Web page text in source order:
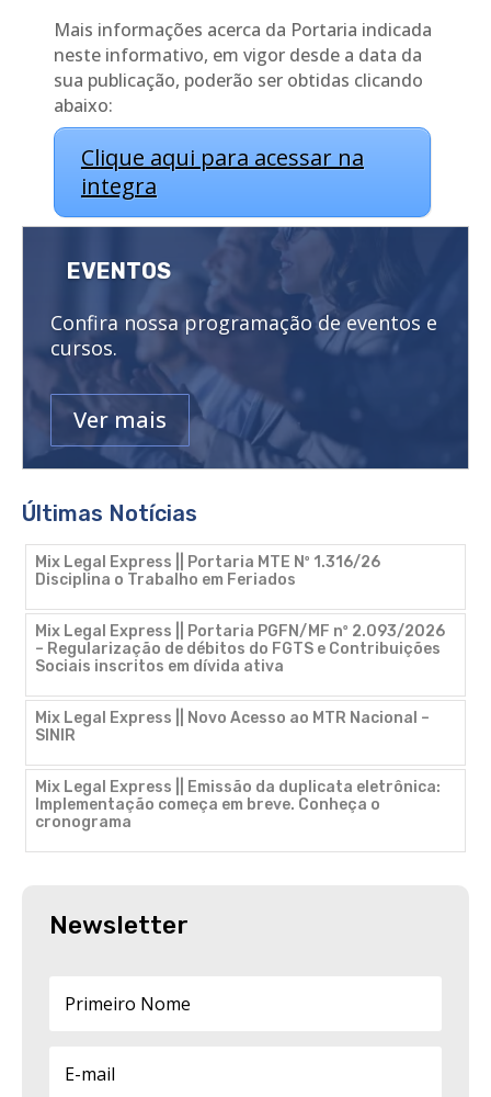
Mais informações acerca da Portaria indicada
neste informativo, em vigor desde a data da
sua publicação, poderão ser obtidas clicando
abaixo:
Clique aqui para acessar na
integra
EVENTOS
Confira nossa programação de eventos e
cursos.
Ver mais
Últimas Notícias
Mix Legal Express || Portaria MTE Nº 1.316/26
Disciplina o Trabalho em Feriados
Mix Legal Express || Portaria PGFN/MF nº 2.093/2026
– Regularização de débitos do FGTS e Contribuições
Sociais inscritos em dívida ativa
Mix Legal Express || Novo Acesso ao MTR Nacional –
SINIR
Mix Legal Express || Emissão da duplicata eletrônica:
Implementação começa em breve. Conheça o
cronograma
Newsletter